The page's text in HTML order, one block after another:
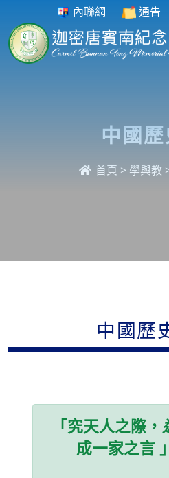
內聯網 通告
中國
首頁 > 學與教
中國歷
「究天人之際，
成一家之言